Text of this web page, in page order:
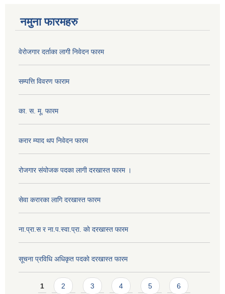
नमुना फारमहरु
वेरोजगार दर्ताका लागी निवेदन फारम
सम्पत्ति विवरण फाराम
का. स. मू. फारम
करार म्याद थप निवेदन फारम
रोजगार संयोजक पदका लागी दरखास्त फारम ।
सेवा करारका लागि दरखास्त फारम
ना‍.प्रा.स र ना.प.स्वा.प्रा. काे दरखास्त फारम
सूचना प्रविधि अधिकृत पदकाे दरखास्त फारम
Pages
1 2 3 4 5 6